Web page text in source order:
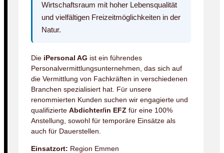
Wirtschaftsraum mit hoher Lebensqualität
und vielfältigen Freizeitmöglichkeiten in der
Natur.
Die iPersonal AG ist ein führendes
Personalvermittlungsunternehmen, das sich auf
die Vermittlung von Fachkräften in verschiedenen
Branchen spezialisiert hat. Für unsere
renommierten Kunden suchen wir engagierte und
qualifizierte Abdichter/in EFZ für eine 100%
Anstellung, sowohl für temporäre Einsätze als
auch für Dauerstellen.
Einsatzort: Region Emmen